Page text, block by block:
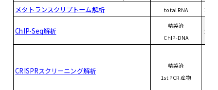
メタトランスクリプトーム解析 total RNA 1.5
ChIP-Seq解析
精製済
ChIP-DNA
20
CRISPRスクリーニング解析
精製済
1st PCR 産物